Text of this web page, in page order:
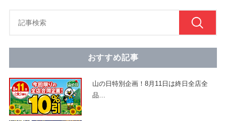
おすすめ記事
山の日特別企画！8月11日は終日全店全
品…